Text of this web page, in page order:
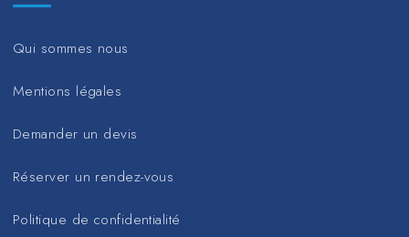
Qui sommes nous
Mentions légales
Demander un devis
Réserver un rendez-vous
Politique de confidentialité